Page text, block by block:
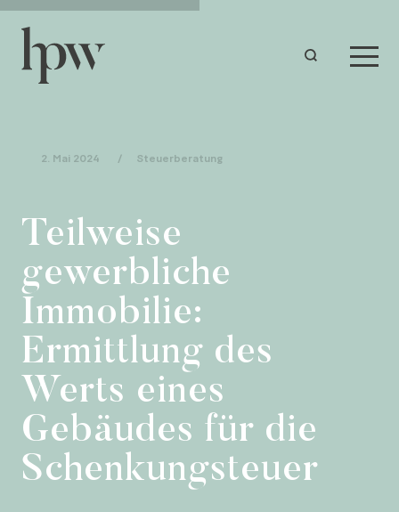
2. Mai 2024 / Steuerberatung
Teilweise
gewerbliche
Immobilie:
Ermittlung des
Werts eines
Gebäudes für die
Schenkungsteuer